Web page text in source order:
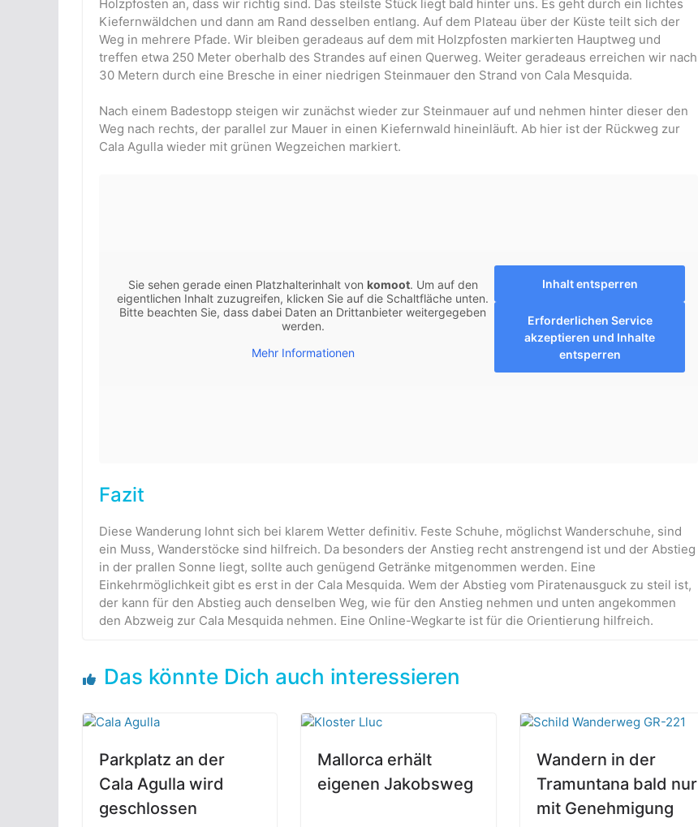
Holzpfosten an, dass wir richtig sind. Das steilste Stück liegt bald hinter uns. Es geht durch ein lichtes
Kiefernwäldchen und dann am Rand desselben entlang. Auf dem Plateau über der Küste teilt sich der
Weg in mehrere Pfade. Wir bleiben geradeaus auf dem mit Holzpfosten markierten Hauptweg und
treffen etwa 250 Meter oberhalb des Strandes auf einen Querweg. Weiter geradeaus erreichen wir nach
30 Metern durch eine Bresche in einer niedrigen Steinmauer den Strand von Cala Mesquida.
Nach einem Badestopp steigen wir zunächst wieder zur Steinmauer auf und nehmen hinter dieser den
Weg nach rechts, der parallel zur Mauer in einen Kiefernwald hineinläuft. Ab hier ist der Rückweg zur
Cala Agulla wieder mit grünen Wegzeichen markiert.
Sie sehen gerade einen Platzhalterinhalt von komoot. Um auf den
eigentlichen Inhalt zuzugreifen, klicken Sie auf die Schaltfläche unten.
Bitte beachten Sie, dass dabei Daten an Drittanbieter weitergegeben
werden.
Mehr Informationen
Inhalt entsperren
Erforderlichen Service
akzeptieren und Inhalte
entsperren
Fazit
Diese Wanderung lohnt sich bei klarem Wetter definitiv. Feste Schuhe, möglichst Wanderschuhe, sind
ein Muss, Wanderstöcke sind hilfreich. Da besonders der Anstieg recht anstrengend ist und der Abstieg
in der prallen Sonne liegt, sollte auch genügend Getränke mitgenommen werden. Eine
Einkehrmöglichkeit gibt es erst in der Cala Mesquida. Wem der Abstieg vom Piratenausguck zu steil ist,
der kann für den Abstieg auch denselben Weg, wie für den Anstieg nehmen und unten angekommen
den Abzweig zur Cala Mesquida nehmen. Eine Online-Wegkarte ist für die Orientierung hilfreich.
Das könnte Dich auch interessieren
Parkplatz an der
Cala Agulla wird
geschlossen
Mallorca erhält
eigenen Jakobsweg
Wandern in der
Tramuntana bald nur
mit Genehmigung